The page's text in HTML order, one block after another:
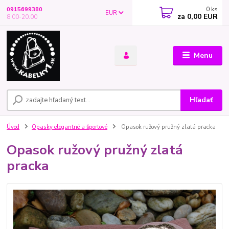
Menu
EUR
Hľadať
0915699380
8.00-20.00
0 ks
za 0,00 EUR
Úvod Opasky elegantné a športové Opasok ružový pružný zlatá pracka
Opasok ružový pružný zlatá
pracka